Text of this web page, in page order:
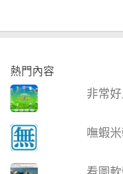
熱門內容
非常
嘸蝦